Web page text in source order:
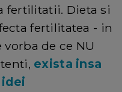
fertilitatii. Dieta si
fertilitatea - in
de ce NU
exista insa